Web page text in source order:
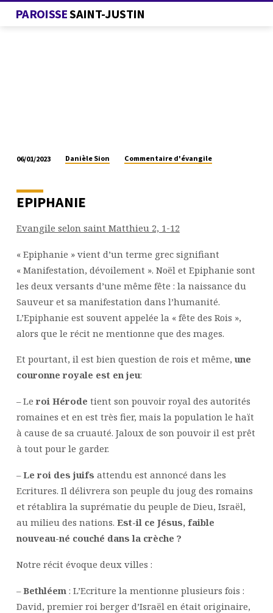
PAROISSESAINT-JUSTIN
D’ÉVANGILE
06/01/2023 Danièle Sion Commentaire d'évangile
EPIPHANIE
Evangile selon saint Matthieu 2, 1-12
« Epiphanie » vient d’un terme grec signifiant
« Manifestation, dévoilement ». Noël et Epiphanie sont
les deux versants d’une même fête : la naissance du
Sauveur et sa manifestation dans l’humanité.
L’Epiphanie est souvent appelée la « fête des Rois »,
alors que le récit ne mentionne que des mages.
Et pourtant, il est bien question de rois et même, une
couronne royale est en jeu:
– Leroi Hérode tient son pouvoir royal des autorités
romaines et en est très fier, mais la population le haït
à cause de sa cruauté. Jaloux de son pouvoir il est prêt
à tout pour le garder.
–Le roi des juifs attendu est annoncé dans les
Ecritures. Il délivrera son peuple du joug des romains
et rétablira la suprématie du peuple de Dieu, Israël,
au milieu des nations. Est-il ce Jésus, faible
nouveau-né couché dans la crèche ?
Notre récit évoque deux villes :
–Bethléem : L’Ecriture la mentionne plusieurs fois :
David, premier roi berger d’Israël en était originaire,